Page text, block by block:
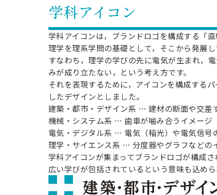
学科アイコン
学科アイコンは，ブランドロゴを構成する「
理学を理系学問の基礎として，そこから発展
すなわち，理学の学びの先に電気が生まれ，
みが成り立たない，という考え方です。
それを表現するために，アイコンを構成する
したデザインとしました。
建築・都市・デザイン系 … 建材の断面や交差
機械・システム系 … 歯車が噛み合うイメージ
電気・デジタル系 … 電気（稲光）や電気信号
理学・サイエンス系 … 分度器やグラフなどの
学科アイコンが集まってブランドロゴが構成
広い学びが包括されているという意味も込め